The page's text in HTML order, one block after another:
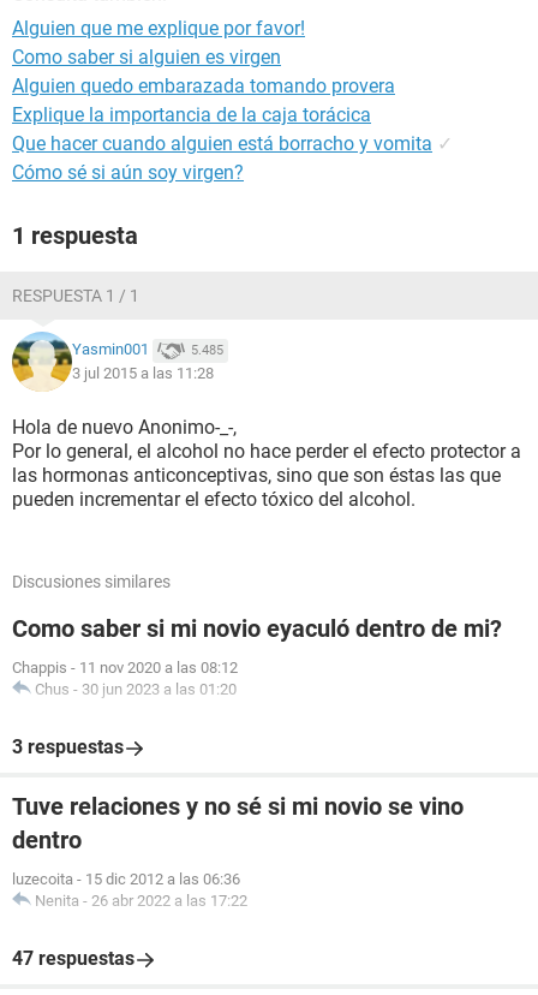
Alguien que me explique por favor!
Como saber si alguien es virgen
Alguien quedo embarazada tomando provera
Explique la importancia de la caja torácica
Que hacer cuando alguien está borracho y vomita ✓
Cómo sé si aún soy virgen?
1 respuesta
RESPUESTA 1 / 1
Yasmin001 5.485
3 jul 2015 a las 11:28
Hola de nuevo Anonimo-_-,
Por lo general, el alcohol no hace perder el efecto protector a
las hormonas anticonceptivas, sino que son éstas las que
pueden incrementar el efecto tóxico del alcohol.
Discusiones similares
Como saber si mi novio eyaculó dentro de mi?
Chappis - 11 nov 2020 a las 08:12
Chus - 30 jun 2023 a las 01:20
3 respuestas
Tuve relaciones y no sé si mi novio se vino
dentro
luzecoita - 15 dic 2012 a las 06:36
Nenita - 26 abr 2022 a las 17:22
47 respuestas